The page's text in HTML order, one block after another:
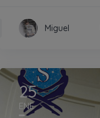
Miguel
25
ENE